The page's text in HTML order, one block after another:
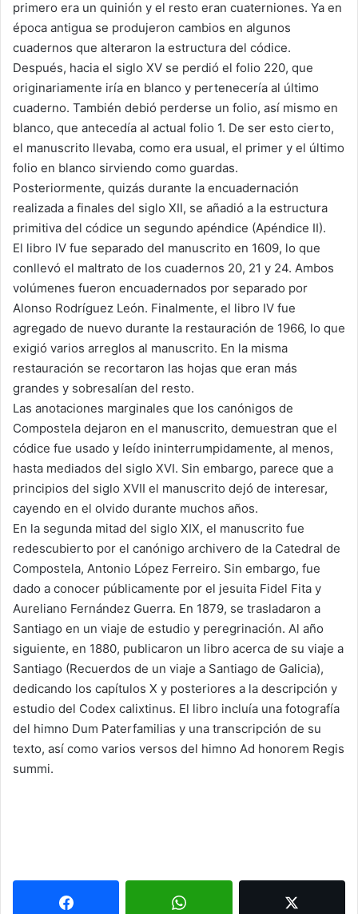
primero era un quinión y el resto eran cuaterniones. Ya en
época antigua se produjeron cambios en algunos
cuadernos que alteraron la estructura del códice.
Después, hacia el siglo XV se perdió el folio 220, que
originariamente iría en blanco y pertenecería al último
cuaderno. También debió perderse un folio, así mismo en
blanco, que antecedía al actual folio 1. De ser esto cierto,
el manuscrito llevaba, como era usual, el primer y el último
folio en blanco sirviendo como guardas.
Posteriormente, quizás durante la encuadernación
realizada a finales del siglo XII, se añadió a la estructura
primitiva del códice un segundo apéndice (Apéndice II).
El libro IV fue separado del manuscrito en 1609, lo que
conllevó el maltrato de los cuadernos 20, 21 y 24. Ambos
volúmenes fueron encuadernados por separado por
Alonso Rodríguez León. Finalmente, el libro IV fue
agregado de nuevo durante la restauración de 1966, lo que
exigió varios arreglos al manuscrito. En la misma
restauración se recortaron las hojas que eran más
grandes y sobresalían del resto.
Las anotaciones marginales que los canónigos de
Compostela dejaron en el manuscrito, demuestran que el
códice fue usado y leído ininterrumpidamente, al menos,
hasta mediados del siglo XVI. Sin embargo, parece que a
principios del siglo XVII el manuscrito dejó de interesar,
cayendo en el olvido durante muchos años.
En la segunda mitad del siglo XIX, el manuscrito fue
redescubierto por el canónigo archivero de la Catedral de
Compostela, Antonio López Ferreiro. Sin embargo, fue
dado a conocer públicamente por el jesuita Fidel Fita y
Aureliano Fernández Guerra. En 1879, se trasladaron a
Santiago en un viaje de estudio y peregrinación. Al año
siguiente, en 1880, publicaron un libro acerca de su viaje a
Santiago (Recuerdos de un viaje a Santiago de Galicia),
dedicando los capítulos X y posteriores a la descripción y
estudio del Codex calixtinus. El libro incluía una fotografía
del himno Dum Paterfamilias y una transcripción de su
texto, así como varios versos del himno Ad honorem Regis
summi.